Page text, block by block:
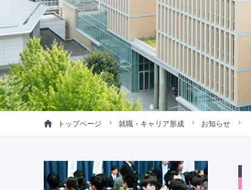
トップページ 就職・キャリア形成 お知らせ